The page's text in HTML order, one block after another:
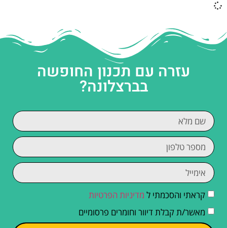
עזרה עם תכנון החופשה
בברצלונה?
קראתי והסכמתי ל מדיניות הפרטיות
מאשר/ת קבלת דיוור וחומרים פרסומיים